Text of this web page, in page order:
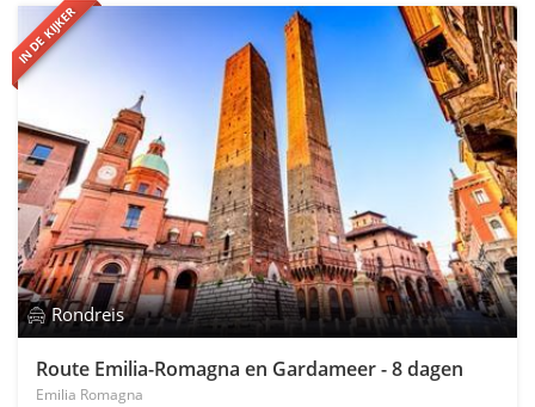
IN DE KIJKER
Rondreis
Route Emilia-Romagna en Gardameer - 8 dagen
Emilia Romagna